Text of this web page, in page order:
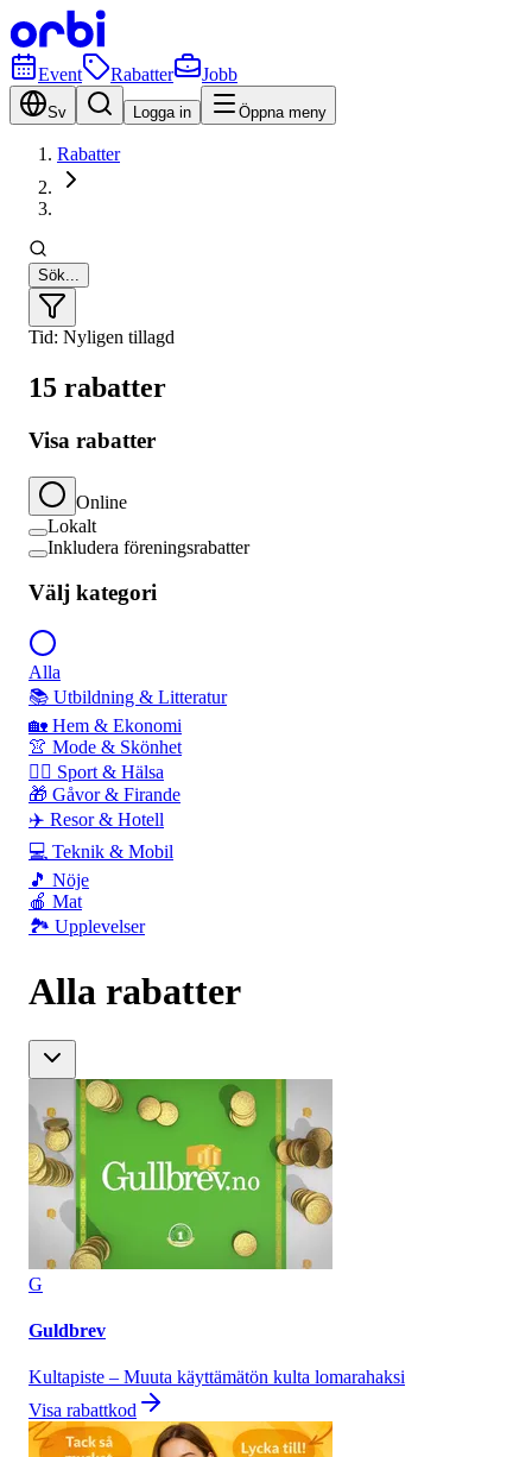
Event Rabatter Jobb
Sv Logga in Öppna meny
Rabatter
Sök...
Tid: Nyligen tillagd
15 rabatter
Visa rabatter
Online
Lokalt
Inkludera föreningsrabatter
Välj kategori
Alla
📚 Utbildning & Litteratur
🏡 Hem & Ekonomi
👚 Mode & Skönhet
🏃‍♂️ Sport & Hälsa
🎁 Gåvor & Firande
✈️ Resor & Hotell
💻 Teknik & Mobil
🎵 Nöje
🍎 Mat
🏞️ Upplevelser
Alla rabatter
G
Guldbrev
Kultapiste – Muuta käyttämätön kulta lomarahaksi
Visa rabattkod